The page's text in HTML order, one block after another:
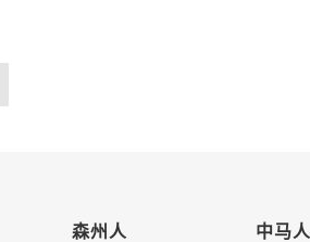
森州人 中马人